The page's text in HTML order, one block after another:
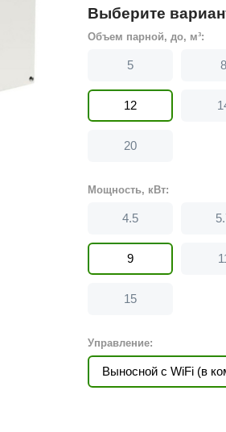
Rento
LUX
НКЗ
Ермак-
Аэровита
Костёр
Выберите
Объем парной, до, м³:
5 8
12
20
Мощность, кВт:
4.5
9
15
Управление:
Выносной с WiFi (в